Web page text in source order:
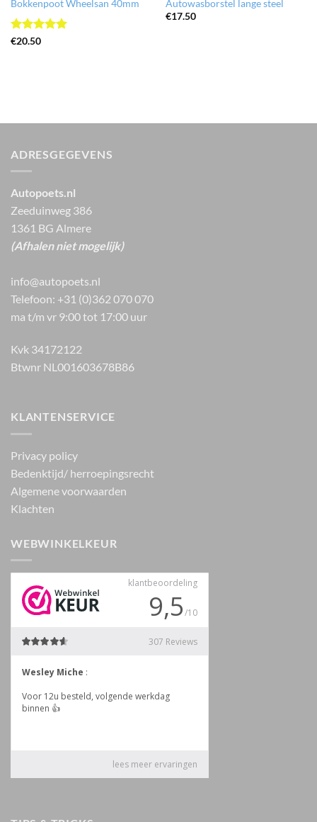
Bokkenpoot Wheelsan 40mm
Gewaardeerd
€20.50
Autowasborstel lange steel
€17.50
ADRESGEGEVENS
Autopoets.nl
Zeeduinweg 386
1361 BG Almere
(Afhalen niet mogelijk)
info@autopoets.nl
Telefoon: +31 (0)362 070 070
ma t/m vr 9:00 tot 17:00 uur
Kvk 34172122
Btwnr NL001603678B86
KLANTENSERVICE
Privacy policy
Bedenktijd/ herroepingsrecht
Algemene voorwaarden
Klachten
WEBWINKELKEUR